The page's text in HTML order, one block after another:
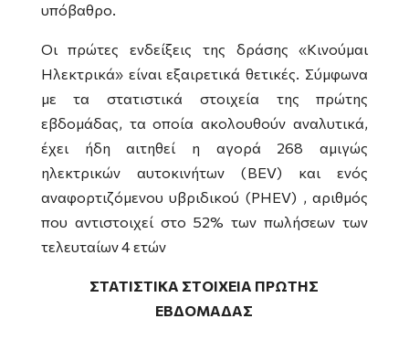
υπόβαθρο.
Οι πρώτες ενδείξεις της δράσης «Κινούμαι
Ηλεκτρικά» είναι εξαιρετικά θετικές. Σύμφωνα
με τα στατιστικά στοιχεία της πρώτης
εβδομάδας, τα οποία ακολουθούν αναλυτικά,
έχει ήδη αιτηθεί η αγορά 268 αμιγώς
ηλεκτρικών αυτοκινήτων (BEV) και ενός
αναφορτιζόμενου υβριδικού (PHEV) , αριθμός
που αντιστοιχεί στο 52% των πωλήσεων των
τελευταίων 4 ετών
ΣΤΑΤΙΣΤΙΚΑ ΣΤΟΙΧΕΙΑ ΠΡΩΤΗΣ
ΕΒΔΟΜΑΔΑΣ